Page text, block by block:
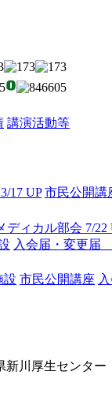
講演活動等
UP 市民公開
ディカル部会 7/22
入会届・
設 市民公開講座
川厚生センター